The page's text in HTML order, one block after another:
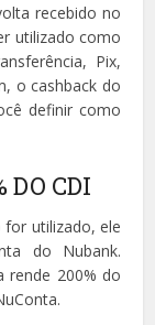
recebido no
utilizado como
Pix,
o cashback do
definir como
DO CDI
for utilizado, ele
do Nubank.
rende 200% do